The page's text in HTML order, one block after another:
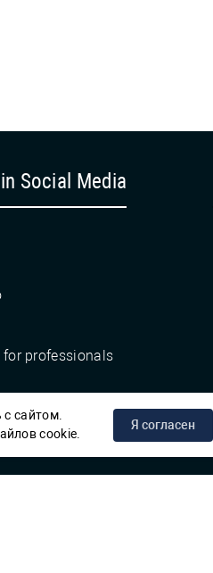
Social Media
for professionals
сайтом.
cookie.
Я согласен